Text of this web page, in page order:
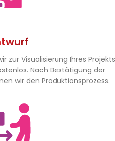
zur Visualisierung Ihres Projekts
Nach Bestätigung der
wir den Produktionsprozess.